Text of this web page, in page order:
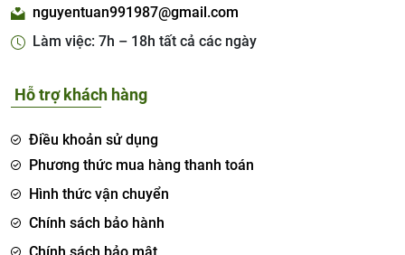
nguyentuan991987@gmail.com
Làm việc: 7h – 18h tất cả các ngày
Hỗ trợ khách hàng
Điều khoản sử dụng
Phương thức mua hàng thanh toán
Hình thức vận chuyển
Chính sách bảo hành